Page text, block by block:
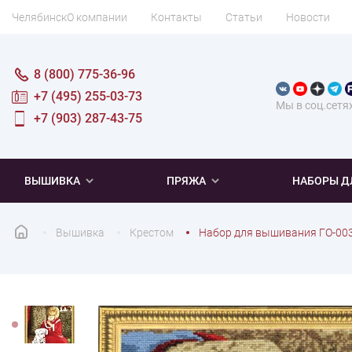
ЧелябинскО компании Контакты Статьи Новости
Мы в
8 (800) 775-36-96
+7 (495) 255-03-73
+7 (903) 287-43-75
ВЫШИВКА ПРЯЖА НАБОРЫ
Вышивка Крестом Набор для вышивания ГО-